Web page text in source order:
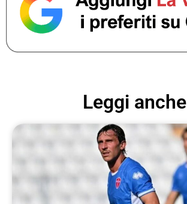
Leggi anche